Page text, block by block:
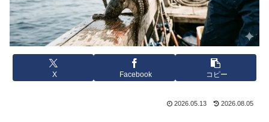
X Facebook コピー
2026.05.13 2026.08.05